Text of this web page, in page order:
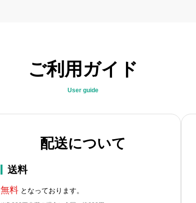
ご利用ガイド
User guide
配送について
送料
無料となっております。